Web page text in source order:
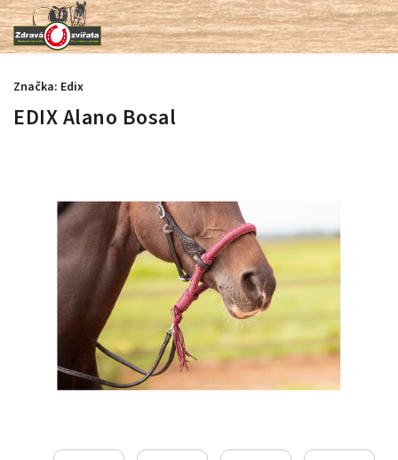
EDIX Alano Bosal
Značka: Edix